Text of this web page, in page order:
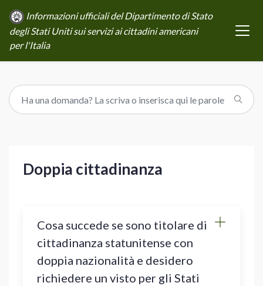
Informazioni ufficiali del Dipartimento di Stato
degli Stati Uniti sui servizi ai cittadini americani
per l'Italia
Doppia cittadinanza
Cosa succede se sono titolare di
cittadinanza statunitense con
doppia nazionalità e desidero
richiedere un visto per gli Stati